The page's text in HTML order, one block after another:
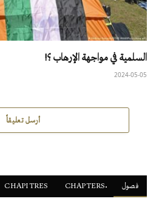
السلمية في مواجهة الإرهاب ؟!
2024-05-05
أرسل تعليقاً
فصول CHAPITRES